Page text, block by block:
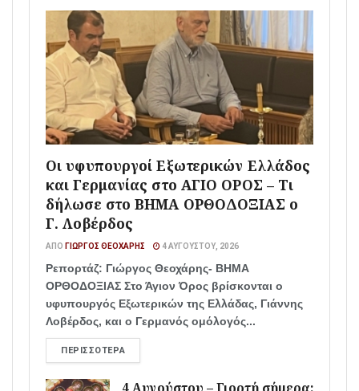
Οι υφυπουργοί Εξωτερικών Ελλάδος
και Γερμανίας στο ΑΓΙΟ ΟΡΟΣ – Τι
δήλωσε στο ΒΗΜΑ ΟΡΘΟΔΟΞΙΑΣ ο
Γ. Λοβέρδος
ΑΠΌ ΓΙΏΡΓΟΣ ΘΕΟΧΆΡΗΣ 4 ΑΥΓΟΎΣΤΟΥ, 2026
Ρεπορτάζ: Γιώργος Θεοχάρης- ΒΗΜΑ
ΟΡΘΟΔΟΞΙΑΣ Στο Άγιον Όρος βρίσκονται ο
υφυπουργός Εξωτερικών της Ελλάδας, Γιάννης
Λοβέρδος, και ο Γερμανός ομόλογός...
ΠΕΡΙΣΣΌΤΕΡΑ